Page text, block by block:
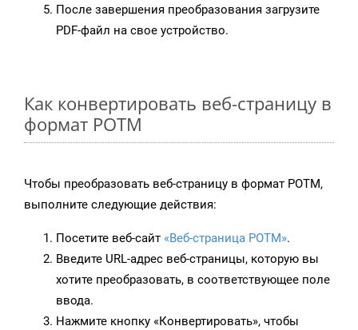
После завершения преобразования загрузите
PDF-файл на свое устройство.
Как конвертировать веб-страницу в
формат POTM
Чтобы преобразовать веб-страницу в формат POTM,
выполните следующие действия:
Посетите веб-сайт «Веб-страница POTM».
Введите URL-адрес веб-страницы, которую вы
хотите преобразовать, в соответствующее поле
ввода.
Нажмите кнопку «Конвертировать», чтобы